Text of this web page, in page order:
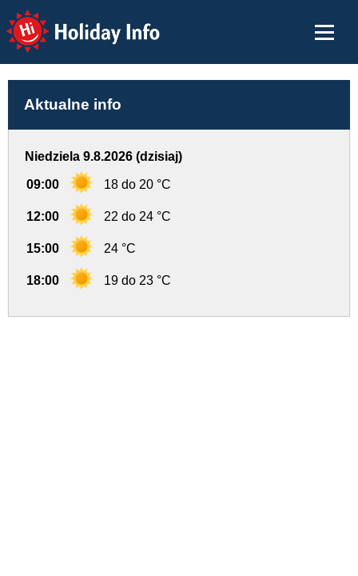
Holiday Info
Aktualne info
Niedziela 9.8.2026 (dzisiaj)
09:00 18 do 20 °C
12:00 22 do 24 °C
15:00 24 °C
18:00 19 do 23 °C